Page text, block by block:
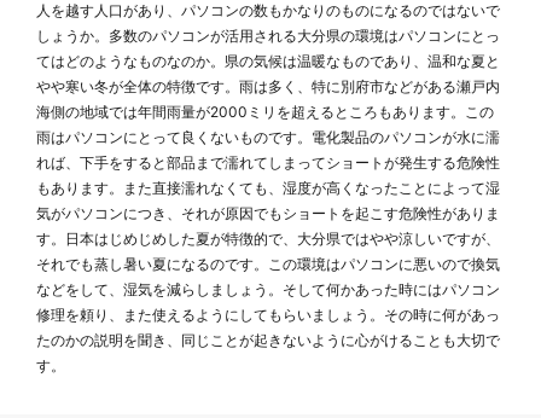
人を越す人口があり、パソコンの数もかなりのものになるのではないで
しょうか。多数のパソコンが活用される大分県の環境はパソコンにとっ
てはどのようなものなのか。県の気候は温暖なものであり、温和な夏と
やや寒い冬が全体の特徴です。雨は多く、特に別府市などがある瀬戸内
海側の地域では年間雨量が2000ミリを超えるところもあります。この
雨はパソコンにとって良くないものです。電化製品のパソコンが水に濡
れば、下手をすると部品まで濡れてしまってショートが発生する危険性
もあります。また直接濡れなくても、湿度が高くなったことによって湿
気がパソコンにつき、それが原因でもショートを起こす危険性がありま
す。日本はじめじめした夏が特徴的で、大分県ではやや涼しいですが、
それでも蒸し暑い夏になるのです。この環境はパソコンに悪いので換気
などをして、湿気を減らしましょう。そして何かあった時にはパソコン
修理を頼り、また使えるようにしてもらいましょう。その時に何があっ
たのかの説明を聞き、同じことが起きないように心がけることも大切で
す。